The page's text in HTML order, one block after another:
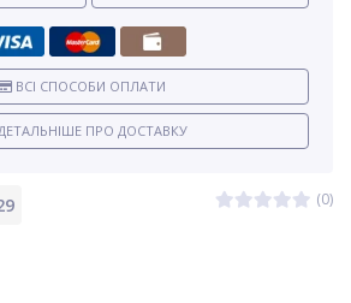
(0)
ВСІ СПОСОБИ ОПЛАТИ
ПРО ДОСТАВКУ